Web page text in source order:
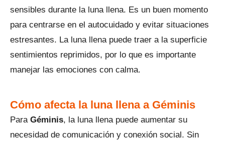
sensibles durante la luna llena. Es un buen momento
para centrarse en el autocuidado y evitar situaciones
estresantes. La luna llena puede traer a la superficie
sentimientos reprimidos, por lo que es importante
manejar las emociones con calma.
Cómo afecta la luna llena a Géminis
Para Géminis, la luna llena puede aumentar su
necesidad de comunicación y conexión social. Sin